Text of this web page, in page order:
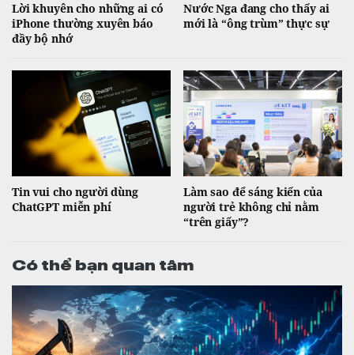
Lời khuyên cho những ai có
iPhone thường xuyên báo
đầy bộ nhớ
Nước Nga đang cho thấy ai
mới là “ông trùm” thực sự
Tin vui cho người dùng
ChatGPT miễn phí
Làm sao để sáng kiến của
người trẻ không chỉ nằm
“trên giấy”?
Có thể bạn quan tâm